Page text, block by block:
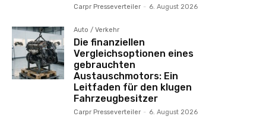
Carpr Presseverteiler - 6. August 2026
Auto / Verkehr
Die finanziellen
Vergleichsoptionen eines
gebrauchten
Austauschmotors: Ein
Leitfaden für den klugen
Fahrzeugbesitzer
Carpr Presseverteiler - 6. August 2026